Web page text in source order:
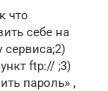
что
себе на
сервиса;2)
ftp:// ;3)
пароль» ,